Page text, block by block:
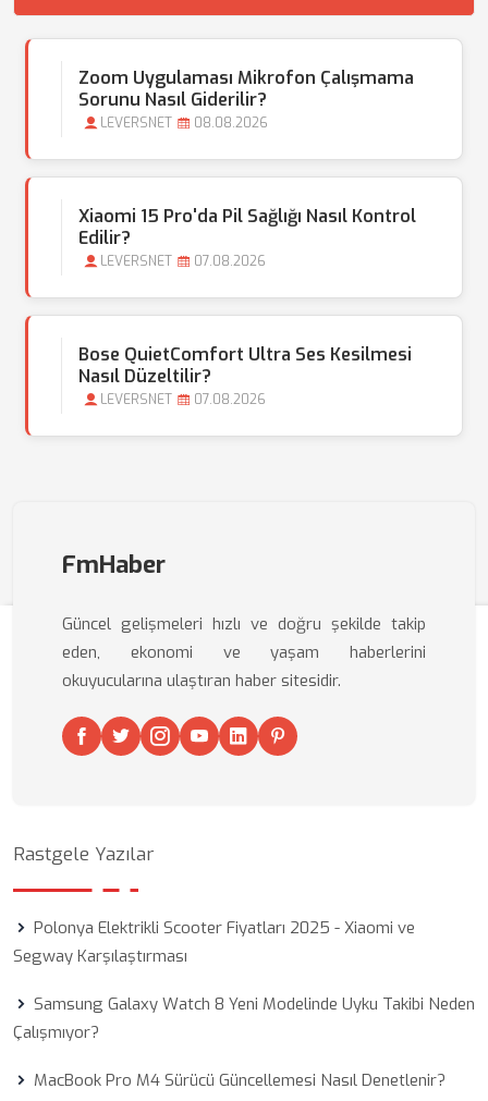
Zoom Uygulaması Mikrofon Çalışmama
Sorunu Nasıl Giderilir?
LEVERSNET 08.08.2026
Xiaomi 15 Pro'da Pil Sağlığı Nasıl Kontrol
Edilir?
LEVERSNET 07.08.2026
Bose QuietComfort Ultra Ses Kesilmesi
Nasıl Düzeltilir?
LEVERSNET 07.08.2026
FmHaber
Güncel gelişmeleri hızlı ve doğru şekilde takip
eden, ekonomi ve yaşam haberlerini
okuyucularına ulaştıran haber sitesidir.
Rastgele Yazılar
Polonya Elektrikli Scooter Fiyatları 2025 - Xiaomi ve
Segway Karşılaştırması
Samsung Galaxy Watch 8 Yeni Modelinde Uyku Takibi Neden
Çalışmıyor?
MacBook Pro M4 Sürücü Güncellemesi Nasıl Denetlenir?